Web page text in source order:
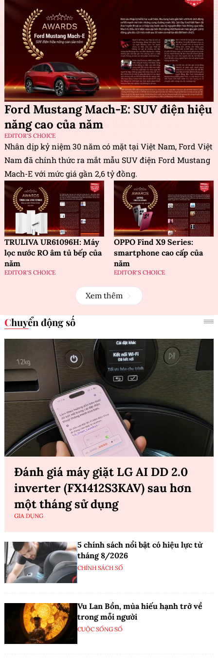
Ford Mustang Mach-E: SUV điện hiệu
năng cao của năm
EDITOR'S CHOICE
Nhân dịp kỷ niệm 30 năm có mặt tại Việt Nam, Ford Việt
Nam đã chính thức ra mắt mẫu SUV điện Ford Mustang
Mach-E với mức giá gần 2,6 tỷ đồng.
TRULIVA UR61096H: Máy
lọc nước RO âm tủ bếp của
năm
EDITOR'S CHOICE
OPPO Find X9 Series:
smartphone cao cấp của
năm
EDITOR'S CHOICE
Xem thêm
Chuyển động số
Đánh giá máy giặt LG AI DD 2.0
inverter (FX1412S3KAV) sau hơn
một tháng sử dụng
GIA DỤNG
5 chính sách nổi bật có hiệu lực từ
tháng 8/2026
CHÍNH SÁCH SỐ
Vu Lan Bồn, mùa hiếu hạnh trở về
trong mỗi người
CUỘC SỐNG SỐ